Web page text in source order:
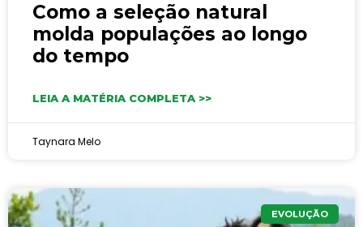
Como a seleção natural
molda populações ao longo
do tempo
LEIA A MATÉRIA COMPLETA >>
Taynara Melo
EVOLUÇÃO